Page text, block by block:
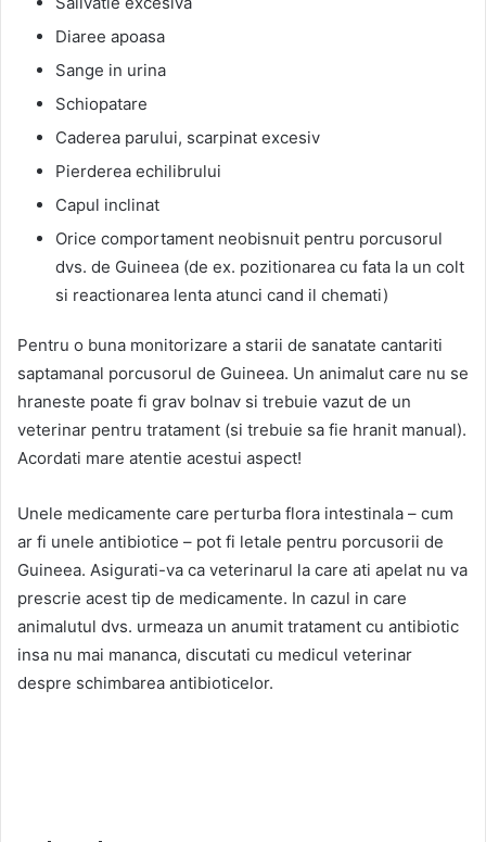
Diaree apoasa
Sange in urina
Schiopatare
Caderea parului, scarpinat excesiv
Pierderea echilibrului
Capul inclinat
Orice comportament neobisnuit pentru porcusorul
dvs. de Guineea (de ex. pozitionarea cu fata la un colt
si reactionarea lenta atunci cand il chemati)
Pentru o buna monitorizare a starii de sanatate cantariti
saptamanal porcusorul de Guineea. Un animalut care nu se
hraneste poate fi grav bolnav si trebuie vazut de un
veterinar pentru tratament (si trebuie sa fie hranit manual).
Acordati mare atentie acestui aspect!
Unele medicamente care perturba flora intestinala – cum
ar fi unele antibiotice – pot fi letale pentru porcusorii de
Guineea. Asigurati-va ca veterinarul la care ati apelat nu va
prescrie acest tip de medicamente. In cazul in care
animalutul dvs. urmeaza un anumit tratament cu antibiotic
insa nu mai mananca, discutati cu medicul veterinar
despre schimbarea antibioticelor.